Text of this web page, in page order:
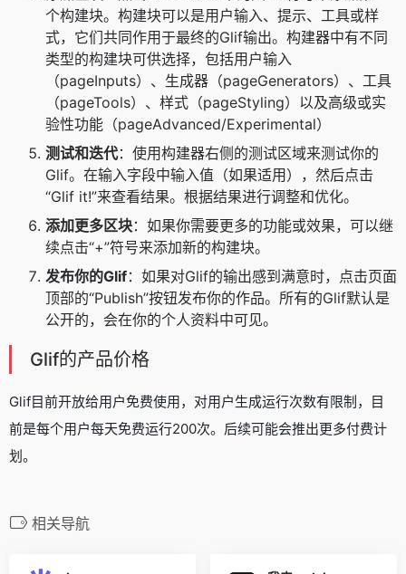
个构建块。构建块可以是用户输入、提示、工具或样
式，它们共同作用于最终的Glif输出。构建器中有不同
类型的构建块可供选择，包括用户输入
（pageInputs）、生成器（pageGenerators）、工具
（pageTools）、样式（pageStyling）以及高级或实
验性功能（pageAdvanced/Experimental）
测试和迭代：使用构建器右侧的测试区域来测试你的
Glif。在输入字段中输入值（如果适用），然后点击
“Glif it!”来查看结果。根据结果进行调整和优化。
添加更多区块：如果你需要更多的功能或效果，可以继
续点击“+”符号来添加新的构建块。
发布你的Glif：如果对Glif的输出感到满意时，点击页面
顶部的“Publish”按钮发布你的作品。所有的Glif默认是
公开的，会在你的个人资料中可见。
Glif的产品价格
Glif目前开放给用户免费使用，对用户生成运行次数有限制，目
前是每个用户每天免费运行200次。后续可能会推出更多付费计
划。
相关导航